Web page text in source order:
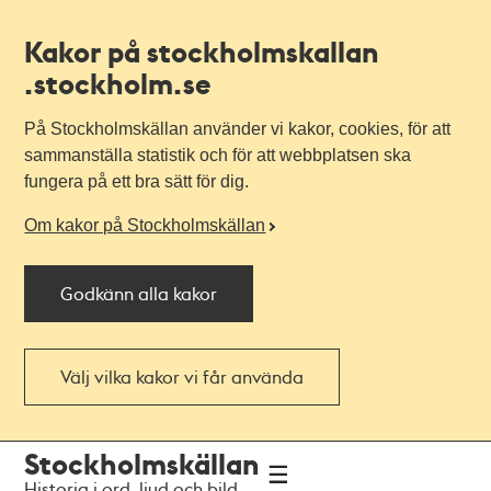
Kakor på stockholmskallan
.stockholm.se
På Stockholmskällan använder vi kakor, cookies, för att
sammanställa statistik och för att webbplatsen ska
fungera på ett bra sätt för dig.
Om kakor på Stockholmskällan
Godkänn alla kakor
Välj vilka kakor vi får använda
navigationen
huvudinnehållet
Stockholmskällan